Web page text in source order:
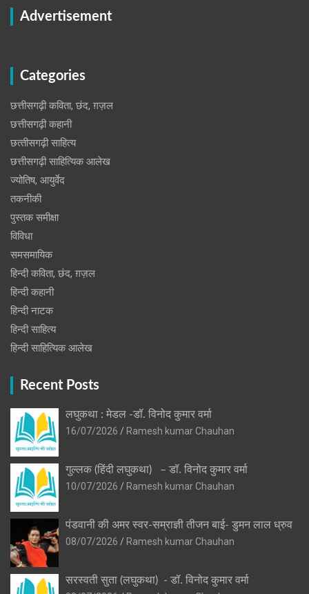
Advertisement
Categories
छत्तीसगढ़ी कविता, छंद, ग़ज़ल
छत्तीसगढ़ी कहानी
छत्‍तीसगढ़ी साहित्‍य
छत्तीसगढ़ी साहित्यिक आलेख
ज्योतिष, आयुर्वेद
तकनीकी
पुस्‍तक समीक्षा
विविधा
समसमायिक
हिन्दी कविता, छंद, ग़ज़ल
हिन्दी कहानी
हिन्‍दी नाटक
हिन्दी साहित्य
हिन्दी साहित्यिक आलेख
Recent Posts
लघुकथा : मेडल -डॉ. विनोद कुमार वर्मा
16/07/2026
Ramesh kumar Chauhan
गुल्लक (हिंदी लघुकथा) – डॉ. विनोद कुमार वर्मा
10/07/2026
Ramesh kumar Chauhan
पंडवानी की अमर स्वर-सम्राज्ञी तीजन बाई- डुमन लाल ध्रुव
08/07/2026
Ramesh kumar Chauhan
सरस्वती सुता (लघुकथा) ​- डॉ. विनोद कुमार वर्मा